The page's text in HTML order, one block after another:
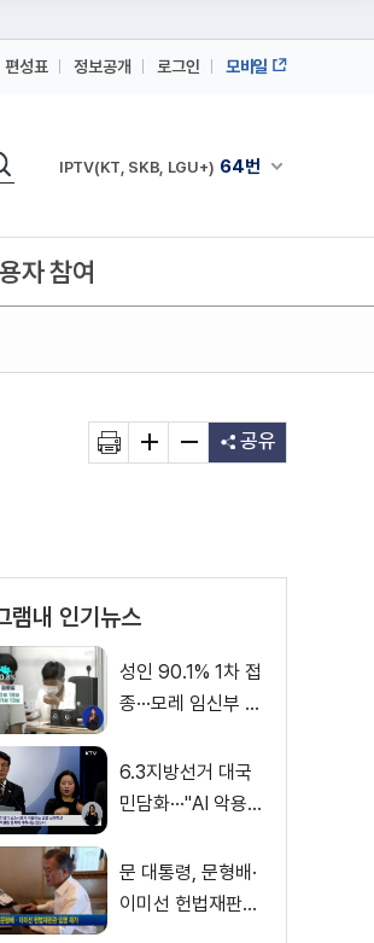
편성표 정보공개 로그인 모바일
채널안내 펼쳐
IPTV(KT, SKB, LGU+) 64번
IPTV(KT, SKB, LGU+)
자 참여
공유
램내 인기뉴스
성인 90.1% 1차 접
종···모레 임신부 사
6.3지방선거 대국
민담화···"AI 악용
문 대통령, 문형배·
이미선 헌법재판관